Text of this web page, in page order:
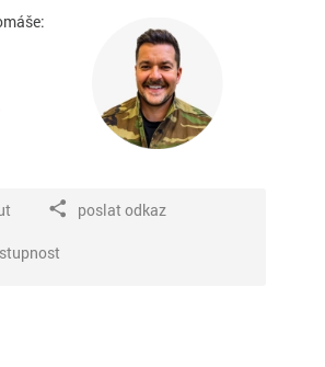
poslat odkaz